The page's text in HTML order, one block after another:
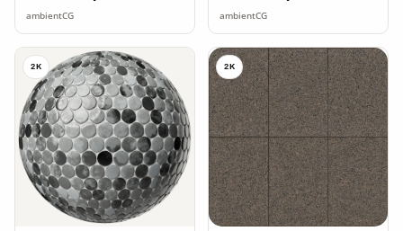
seamless
ambientCG
seamless
ambientCG
2K 2K